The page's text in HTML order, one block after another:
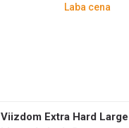
Laba cena
Viizdom Extra Hard